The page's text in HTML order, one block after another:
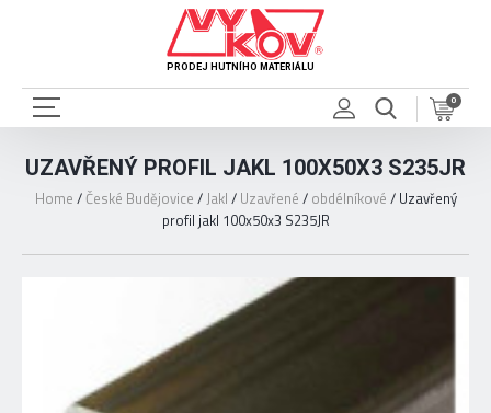
PRODEJ HUTNÍHO MATERIÁLU
0
UZAVŘENÝ PROFIL JAKL 100X50X3 S235JR
Home / České Budějovice /Jakl / Uzavřené / obdélníkové / Uzavřený
profil jakl 100x50x3 S235JR